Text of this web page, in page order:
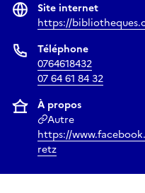
Site internet
https://
Téléphone
0764618432
07 64 61 84 32
À propos
Autre
https://
retz